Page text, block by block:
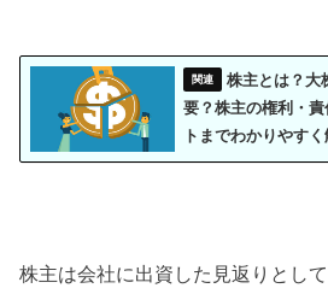
株主とは？大
要？株主の権利・
トまでわかりやすく
株主は会社に出資した見返りとし